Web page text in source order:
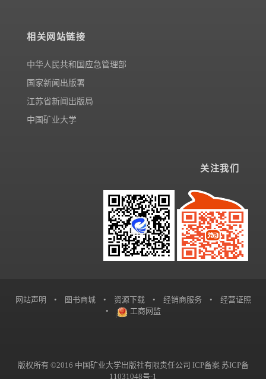
相关网站链接
中华人民共和国应急管理部
国家新闻出版署
江苏省新闻出版局
中国矿业大学
关注我们
网站声明 • 图书商城 • 资源下载 • 经销商服务 •
经营证照
•
工商网监
版权所有 ©2016 中国矿业大学出版社有限责任公司 ICP备案 苏ICP备
11031048号-1